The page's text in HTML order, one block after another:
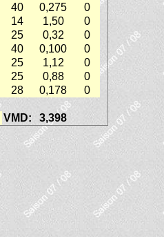
40 0,275
0
14 1,50
0
25 0,32
0
40 0,100
0
25 1,12
0
25 0,88
0
28 0,178 0
VMD: 3,398